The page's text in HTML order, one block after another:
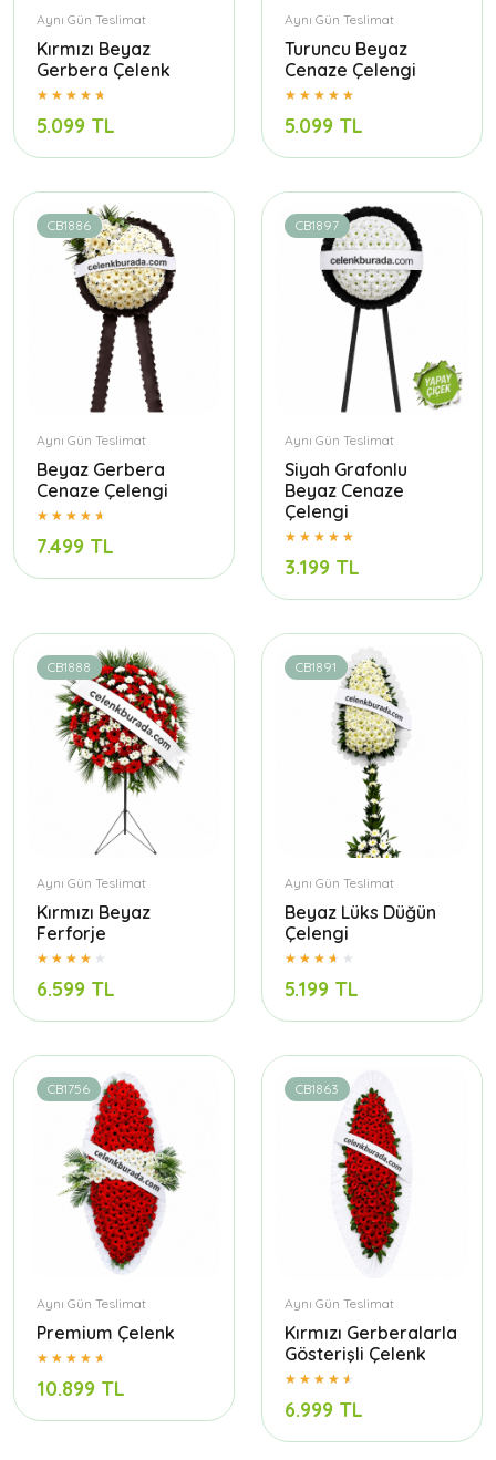
Aynı Gün Teslimat
Kırmızı Beyaz
Gerbera Çelenk
5.099 TL
Aynı Gün Teslimat
Turuncu Beyaz
Cenaze Çelengi
5.099 TL
CB1886
Aynı Gün Teslimat
Beyaz Gerbera
Cenaze Çelengi
7.499 TL
CB1897
Aynı Gün Teslimat
Siyah Grafonlu
Beyaz Cenaze
Çelengi
3.199 TL
CB1888
Aynı Gün Teslimat
Kırmızı Beyaz
Ferforje
6.599 TL
CB1891
Aynı Gün Teslimat
Beyaz Lüks Düğün
Çelengi
5.199 TL
CB1756
Aynı Gün Teslimat
Premium Çelenk
10.899 TL
CB1863
Aynı Gün Teslimat
Kırmızı Gerberalarla
Gösterişli Çelenk
6.999 TL